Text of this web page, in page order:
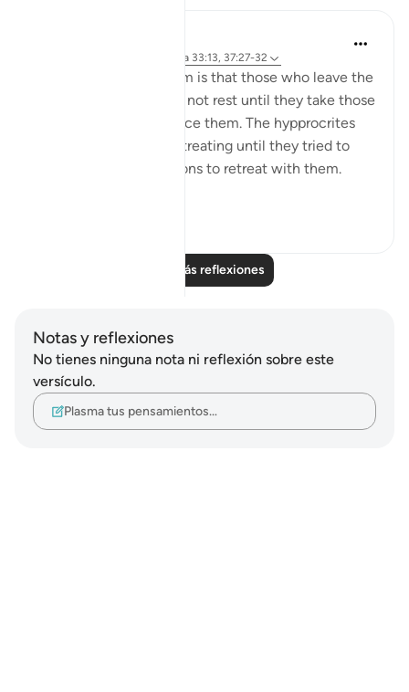
aleya 33:13, 37:27-32
One lesson to draw from is that those who leave the
obedience of Allah will not rest until they take those
who are on his obedience them. The hypprocrites
here couldnt stop at retreating until they tried to
convince the companions to retreat with them.
Leer más reflexiones
Notas y reflexiones
No tienes ninguna nota ni reflexión sobre este
versículo.
Plasma tus pensamientos…